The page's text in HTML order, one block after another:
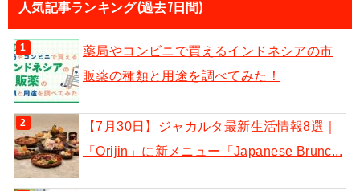
人気記事ランキング(過去7日間)
薬局やコンビニで買えるインドネシアの市
販薬の種類と用途を調べてみた！
【7月30日】ジャカルタ最新生活情報8選｜
「Orijin」に新メニュー「Japanese Brunc...